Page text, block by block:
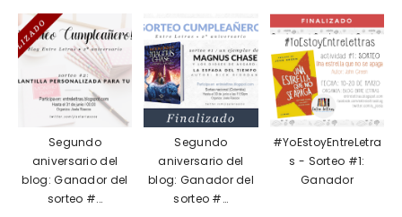
Segundo
aniversario del
blog: Ganador del
sorteo #...
Segundo
aniversario del
blog: Ganador del
sorteo #...
#YoEstoyEntreLetra
s - Sorteo #1:
Ganador